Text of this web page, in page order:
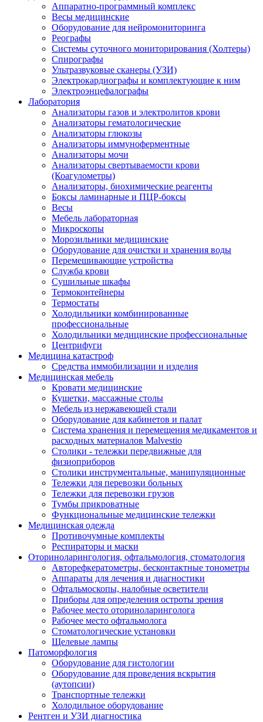
Аппаратно-программный комплекс
Весы медицинские
Оборудование для нейромониторинга
Реографы
Системы суточного мониторирования (Холтеры)
Спирографы
Ультразвуковые сканеры (УЗИ)
Электрокардиографы и комплектующие к ним
Электроэнцефалографы
Лаборатория
Анализаторы газов и электролитов крови
Анализаторы гематологические
Анализаторы глюкозы
Анализаторы иммуноферментные
Анализаторы мочи
Анализаторы свертываемости крови
(Коагулометры)
Анализаторы, биохимические реагенты
Боксы ламинарные и ПЦР-боксы
Весы
Мебель лабораторная
Микроскопы
Морозильники медицинские
Оборудование для очистки и хранения воды
Перемешивающие устройства
Служба крови
Сушильные шкафы
Термоконтейнеры
Термостаты
Холодильники комбинированные
профессиональные
Холодильники медицинские профессиональные
Центрифуги
Медицина катастроф
Средства иммобилизации и изделия
Медицинская мебель
Кровати медицинские
Кушетки, массажные столы
Мебель из нержавеющей стали
Оборудование для кабинетов и палат
Система хранения и перемещения медикаментов и
расходных материалов Malvestio
Столики - тележки передвижные для
физиоприборов
Столики инструментальные, манипуляционные
Тележки для перевозки больных
Тележки для перевозки грузов
Тумбы прикроватные
Функциональные медицинские тележки
Медицинская одежда
Противочумные комплекты
Респираторы и маски
Оториноларингология, офтальмология, стоматология
Авторефкератометры, бесконтактные тонометры
Аппараты для лечения и диагностики
Офтальмоскопы, налобные осветители
Приборы для определения остроты зрения
Рабочее место оториноларинголога
Рабочее место офтальмолога
Стоматологические установки
Щелевые лампы
Патоморфология
Оборудование для гистологии
Оборудование для проведения вскрытия
(аутопсии)
Транспортные тележки
Холодильное оборудование
Рентген и УЗИ диагностика